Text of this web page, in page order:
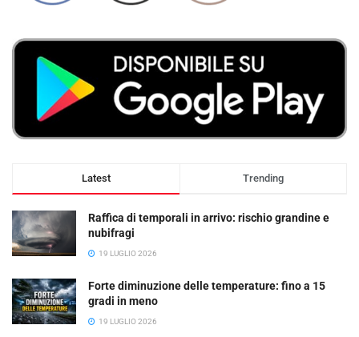
Latest Trending
Raffica di temporali in arrivo: rischio grandine e
nubifragi
19 LUGLIO 2026
Forte diminuzione delle temperature: fino a 15
gradi in meno
19 LUGLIO 2026